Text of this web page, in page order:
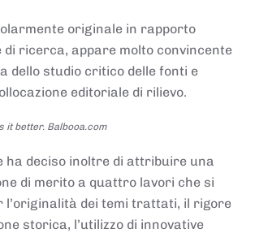
originale in rapporto
di ricerca, appare molto convincente
dello studio critico delle fonti e
editoriale di rilievo.
it better. Balbooa.com
ha deciso inoltre di attribuire una
di merito a quattro lavori che si
l’originalità dei temi trattati, il rigore
storica, l’utilizzo di innovative